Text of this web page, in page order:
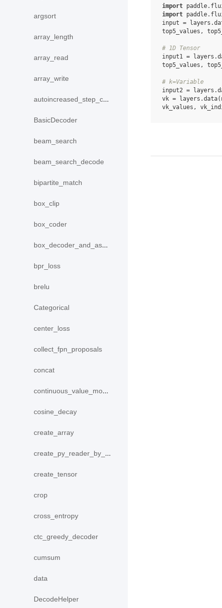
argsort
array_length
array_read
array_write
autoincreased_step_counter
BasicDecoder
beam_search
beam_search_decode
bipartite_match
box_clip
box_coder
box_decoder_and_assign
bpr_loss
brelu
Categorical
center_loss
collect_fpn_proposals
concat
continuous_value_model
cosine_decay
create_array
create_py_reader_by_data
create_tensor
crop
cross_entropy
ctc_greedy_decoder
cumsum
data
DecodeHelper
import
import
input = layers .
top5_values ,
# 1D Tensor
input1 = layers .
top5_values ,
# k=Variable
input2 = layers .
vk = layers .data(
vk_values ,